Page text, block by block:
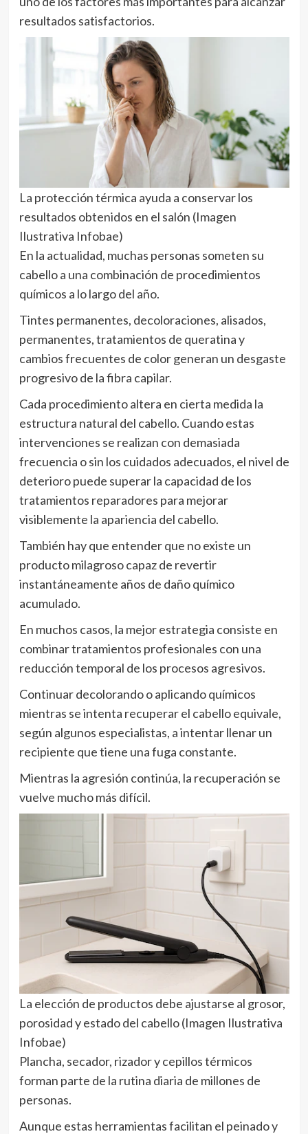
resultados satisfactorios.
La protección térmica ayuda a conservar los
resultados obtenidos en el salón (Imagen
Ilustrativa Infobae)
En la actualidad, muchas personas someten su
cabello a una combinación de procedimientos
químicos a lo largo del año.
Tintes permanentes, decoloraciones, alisados,
permanentes, tratamientos de queratina y
cambios frecuentes de color generan un desgaste
progresivo de la fibra capilar.
Cada procedimiento altera en cierta medida la
estructura natural del cabello. Cuando estas
intervenciones se realizan con demasiada
frecuencia o sin los cuidados adecuados, el nivel de
deterioro puede superar la capacidad de los
tratamientos reparadores para mejorar
visiblemente la apariencia del cabello.
También hay que entender que no existe un
producto milagroso capaz de revertir
instantáneamente años de daño químico
acumulado.
En muchos casos, la mejor estrategia consiste en
combinar tratamientos profesionales con una
reducción temporal de los procesos agresivos.
Continuar decolorando o aplicando químicos
mientras se intenta recuperar el cabello equivale,
según algunos especialistas, a intentar llenar un
recipiente que tiene una fuga constante.
Mientras la agresión continúa, la recuperación se
vuelve mucho más difícil.
La elección de productos debe ajustarse al grosor,
porosidad y estado del cabello (Imagen Ilustrativa
Infobae)
Plancha, secador, rizador y cepillos térmicos
forman parte de la rutina diaria de millones de
personas.
Aunque estas herramientas facilitan el peinado y